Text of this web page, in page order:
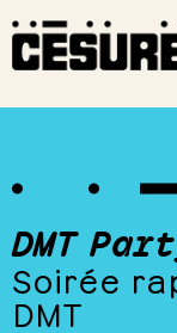
DMT
Soirée
DMT